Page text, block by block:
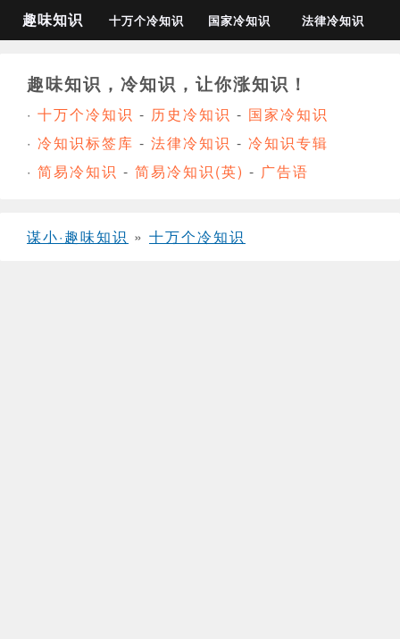
趣味知识 十万个冷知识 国家冷知识 法律冷知识
趣味知识，冷知识，让你涨知识！
· 十万个冷知识 - 历史冷知识 - 国家冷知识
· 冷知识标签库 - 法律冷知识 - 冷知识专辑
· 简易冷知识 - 简易冷知识(英) - 广告语
谋小·趣味知识 » 十万个冷知识